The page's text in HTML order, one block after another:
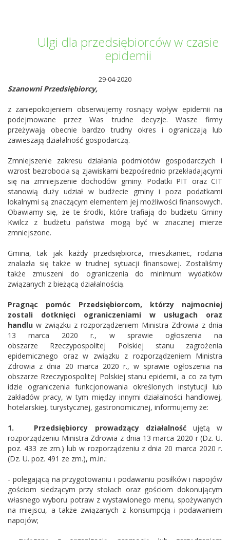
Ulgi dla przedsiębiorców w czasie
epidemii
29-04-2020
Szanowni Przedsiębiorcy,
z zaniepokojeniem obserwujemy rosnący wpływ epidemii na
podejmowane przez Was trudne decyzje. Wasze firmy
przeżywają obecnie bardzo trudny okres i ograniczają lub
zawieszają działalność gospodarczą.
Zmniejszenie zakresu działania podmiotów gospodarczych i
wzrost bezrobocia są zjawiskami bezpośrednio przekładającymi
się na zmniejszenie dochodów gminy. Podatki PIT oraz CIT
stanowią duży udział w budżecie gminy i poza podatkami
lokalnymi są znaczącym elementem jej możliwości finansowych.
Obawiamy się, że te środki, które trafiają do budżetu Gminy
Kwilcz z budżetu państwa mogą być w znacznej mierze
zmniejszone.
Gmina, tak jak każdy przedsiębiorca, mieszkaniec, rodzina
znalazła się także w trudnej sytuacji finansowej. Zostaliśmy
także zmuszeni do ograniczenia do minimum wydatków
związanych z bieżącą działalnością.
Pragnąc pomóc Przedsiębiorcom, którzy najmocniej
zostali dotknięci ograniczeniami w usługach oraz
handlu w związku z rozporządzeniem Ministra Zdrowia z dnia
13 marca 2020 r., w sprawie ogłoszenia na
obszarze Rzeczypospolitej Polskiej stanu zagrożenia
epidemicznego oraz w związku z rozporządzeniem Ministra
Zdrowia z dnia 20 marca 2020 r., w sprawie ogłoszenia na
obszarze Rzeczypospolitej Polskiej stanu epidemii, a co za tym
idzie ograniczenia funkcjonowania określonych instytucji lub
zakładów pracy, w tym między innymi działalności handlowej,
hotelarskiej, turystycznej, gastronomicznej, informujemy że:
1. Przedsiębiorcy prowadzący działalnośćujętą w
rozporządzeniu Ministra Zdrowia z dnia 13 marca 2020 r (Dz. U.
poz. 433 ze zm.) lub w rozporządzeniu z dnia 20 marca 2020 r.
(Dz. U. poz. 491 ze zm.), m.in.:
- polegającą na przygotowaniu i podawaniu posiłków i napojów
gościom siedzącym przy stołach oraz gościom dokonującym
własnego wyboru potraw z wystawionego menu, spożywanych
na miejscu, a także związanych z konsumpcją i podawaniem
napojów;